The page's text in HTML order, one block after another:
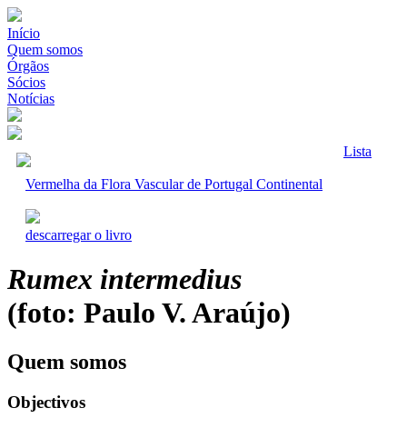
Início
Quem somos
Órgãos
Sócios
Notícias
Lista
Vermelha da Flora Vascular de Portugal Continental
descarregar o livro
Rumex intermedius
(foto: Paulo V. Araújo)
Quem somos
Objectivos